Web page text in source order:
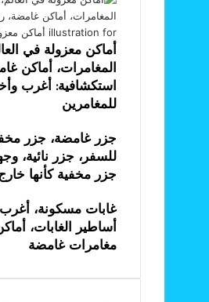
أماكن معزولة في
المغامرات، أماكن
استكشافية: أغرب
للمغامرين
جزر غامضة، جزر
للسفر، جزر نائية،
جزر مخفية كأنها
غابات مسكونة، أغرب
أساطير الغابات،
مغامرات غامضة